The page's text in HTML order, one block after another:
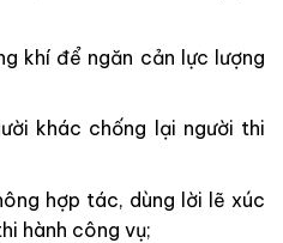
khí để ngăn cản lực lượng
khác chống lại người thi
hợp tác, dùng lời lẽ xúc
hành công vụ;